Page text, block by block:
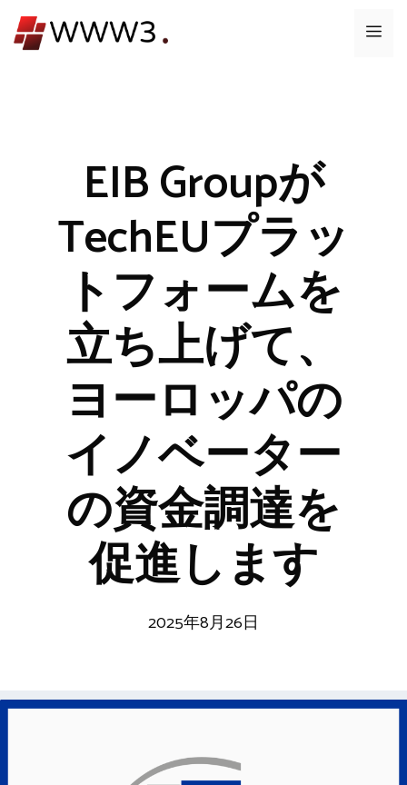
ン
メ
EIB Groupが
TechEUプラッ
トフォームを
立ち上げて、
ヨーロッパの
イノベーター
の資金調達を
促進します
2025年8月26日